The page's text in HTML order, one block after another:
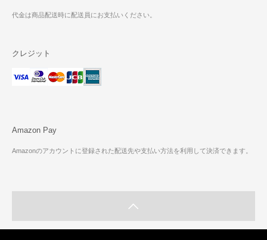
代金は商品配送時に配送員にお支払いください。
クレジット
Amazon Pay
Amazonのアカウントに登録された配送先や支払い方法を利用して決済できます。